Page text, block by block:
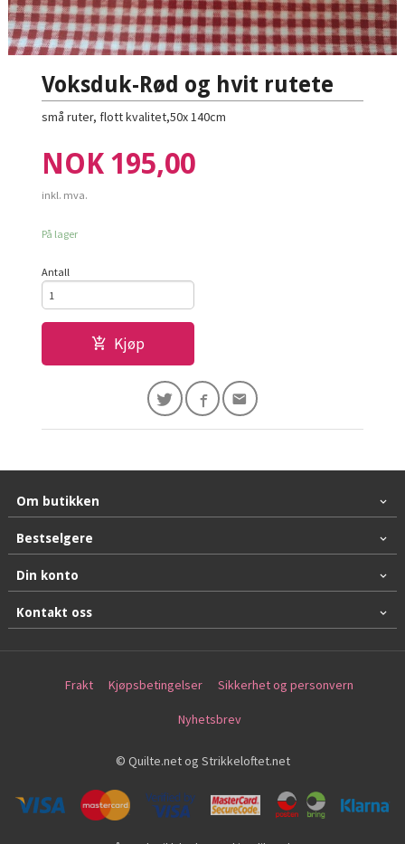
Voksduk-Rød og hvit rutete
små ruter, flott kvalitet,50x 140cm
Pris
NOK 195,00
inkl. mva.
På lager
Antall
Kjøp
Om butikken
Bestselgere
Din konto
Kontakt oss
Frakt Kjøpsbetingelser Sikkerhet og personvern
Nyhetsbrev
© Quilte.net og Strikkeloftet.net